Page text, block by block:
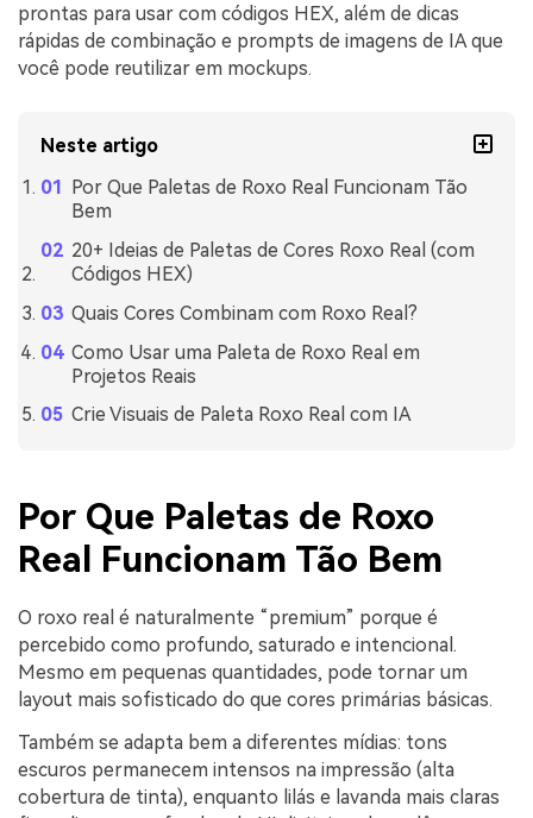
prontas para usar com códigos HEX, além de dicas
rápidas de combinação e prompts de imagens de IA que
você pode reutilizar em mockups.
Neste artigo
Por Que Paletas de Roxo Real Funcionam Tão
Bem
20+ Ideias de Paletas de Cores Roxo Real (com
Códigos HEX)
Quais Cores Combinam com Roxo Real?
Como Usar uma Paleta de Roxo Real em
Projetos Reais
Crie Visuais de Paleta Roxo Real com IA
Por Que Paletas de Roxo
Real Funcionam Tão Bem
O roxo real é naturalmente “premium” porque é
percebido como profundo, saturado e intencional.
Mesmo em pequenas quantidades, pode tornar um
layout mais sofisticado do que cores primárias básicas.
Também se adapta bem a diferentes mídias: tons
escuros permanecem intensos na impressão (alta
cobertura de tinta), enquanto lilás e lavanda mais claras